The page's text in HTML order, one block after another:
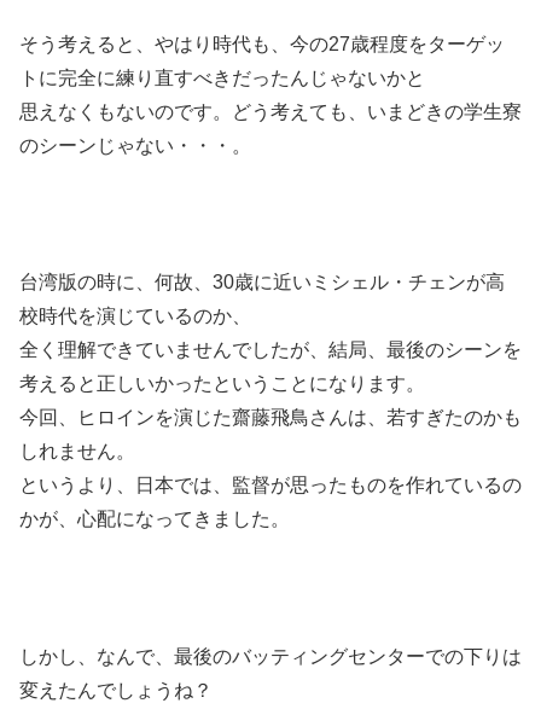
そう考えると、やはり時代も、今の27歳程度をターゲッ
トに完全に練り直すべきだったんじゃないかと
思えなくもないのです。どう考えても、いまどきの学生寮
のシーンじゃない・・・。
台湾版の時に、何故、30歳に近いミシェル・チェンが高
校時代を演じているのか、
全く理解できていませんでしたが、結局、最後のシーンを
考えると正しいかったということになります。
今回、ヒロインを演じた齋藤飛鳥さんは、若すぎたのかも
しれません。
というより、日本では、監督が思ったものを作れているの
かが、心配になってきました。
しかし、なんで、最後のバッティングセンターでの下りは
変えたんでしょうね？